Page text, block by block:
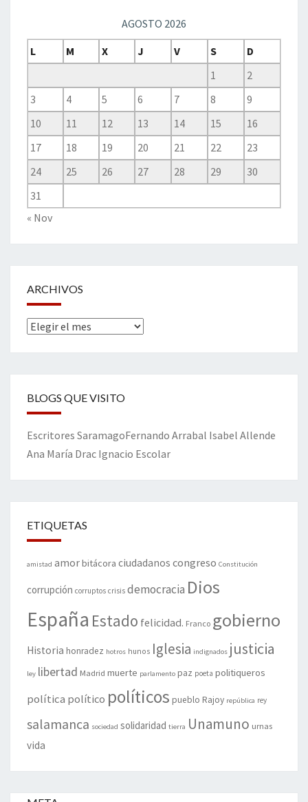
AGOSTO 2026
L
M X J V S
D
1
2
3
4 5 6 7 8
9
10
11 12 13 14 15
16
17
18 19 20 21 22
23
24
25 26 27 28 29
30
31
« Nov
ARCHIVOS
Archivos
BLOGS QUE VISITO
Escritores SaramagoFernando Arrabal Isabel Allende
Ana María Drac Ignacio Escolar
ETIQUETAS
amistad amorbitácora ciudadanos congreso Constitución
corrupción corruptos crisis democracia Dios
España Estado felicidad. Franco gobierno
Historia honradez hotros hunos Iglesia indignados justicia
ley libertad Madrid muerte parlamento paz poeta politiqueros
política político políticos pueblo Rajoy república rey
salamanca sociedad solidaridad tierra Unamuno urnas
vida